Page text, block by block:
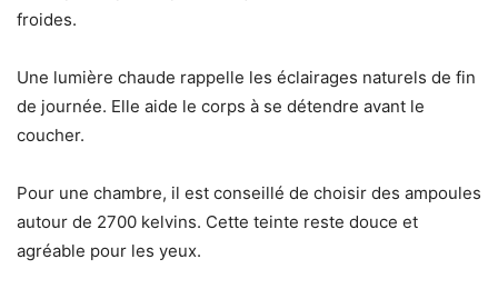
froides.
Une lumière chaude rappelle les éclairages naturels de fin
de journée. Elle aide le corps à se détendre avant le
coucher.
Pour une chambre, il est conseillé de choisir des ampoules
autour de 2700 kelvins. Cette teinte reste douce et
agréable pour les yeux.